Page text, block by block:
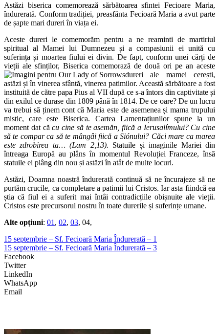
Astăzi biserica comemorează sărbătoarea sfintei Fecioare Maria,
îndurerată. Conform tradiției, preasfânta Fecioară Maria a avut parte
de șapte mari dureri în viața ei.
Aceste dureri le comemorăm pentru a ne reaminti de martiriul
spiritual al Mamei lui Dumnezeu și a compasiunii ei unită cu
suferința și moartea fiului ei divin. De fapt, conform unei cărți de
vieții ale sfinților, Biserica comemorază de două ori pe an aceste
dureri ale mamei cerești,
astăzi și în vinerea sfântă, vinerea patimilor. Această sărbătoare a fost
instituită de către papa Pius al VII după ce s-a întors din captivitate și
din exilul ce durase din 1809 până în 1814. De ce oare? De un lucru
va trebui să ținem cont că Maria este de asemenea și mama trupului
mistic, care este Biserica. Cartea Lamentațiunilor spune la un
moment dat căcu cine să te asemăn, fiică a Ierusalímului? Cu cine
să te compar ca să te mângâi fiică a Siónului? Căci mare ca marea
este zdrobirea ta… (Lam 2,13). Statuile și imaginile Mariei din
întreaga Europă au plâns în momentul Revoluției Franceze, însă
statuile ei plâng din nou și astăzi în atât de multe locuri.
Astăzi, Doamna noastră îndurerată continuă să ne încurajeze să ne
purtăm crucile, ca completare a patimii lui Cristos. Iar asta fiindcă ea
știa că fiul ei a suferit mai întâi contradicțiile obișnuite ale vieții.
Cristos este precursorul nostru în toate durerile și suferințe umane.
Alte opțiuni: 01 , 02, 03, 04,
15 septembrie – Sf. Fecioară Maria Îndurerată – 1
15 septembrie – Sf. Fecioară Maria Îndurerată – 3
Facebook
Twitter
LinkedIn
WhatsApp
Email